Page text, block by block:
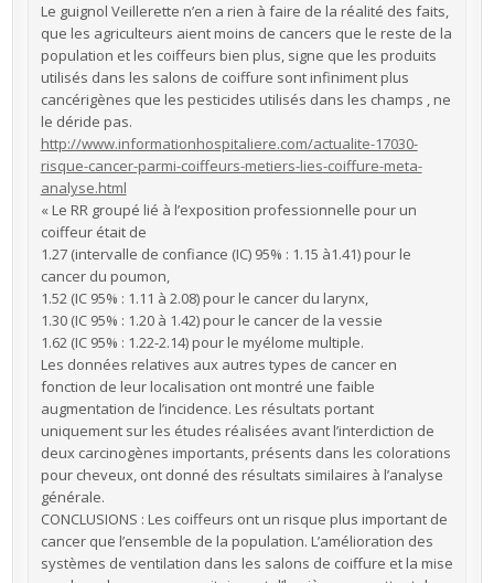
Le guignol Veillerette n’en a rien à faire de la réalité des faits,
que les agriculteurs aient moins de cancers que le reste de la
population et les coiffeurs bien plus, signe que les produits
utilisés dans les salons de coiffure sont infiniment plus
cancérigènes que les pesticides utilisés dans les champs , ne
le déride pas.
http://www.informationhospitaliere.com/actualite-17030-
risque-cancer-parmi-coiffeurs-metiers-lies-coiffure-meta-
analyse.html
« Le RR groupé lié à l’exposition professionnelle pour un
coiffeur était de
1.27 (intervalle de confiance (IC) 95% : 1.15 à1.41) pour le
cancer du poumon,
1.52 (IC 95% : 1.11 à 2.08) pour le cancer du larynx,
1.30 (IC 95% : 1.20 à 1.42) pour le cancer de la vessie
1.62 (IC 95% : 1.22-2.14) pour le myélome multiple.
Les données relatives aux autres types de cancer en
fonction de leur localisation ont montré une faible
augmentation de l’incidence. Les résultats portant
uniquement sur les études réalisées avant l’interdiction de
deux carcinogènes importants, présents dans les colorations
pour cheveux, ont donné des résultats similaires à l’analyse
générale.
CONCLUSIONS : Les coiffeurs ont un risque plus important de
cancer que l’ensemble de la population. L’amélioration des
systèmes de ventilation dans les salons de coiffure et la mise